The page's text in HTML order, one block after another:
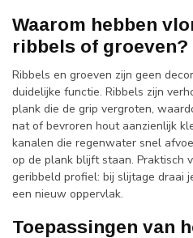
Waarom hebben
ribbels of groeven?
Ribbels en groeven zijn geen
duidelijke functie. Ribbels zijn
plank die de grip vergroten,
nat of bevroren hout aanzienlijk
kanalen die regenwater snel
op de plank blijft staan. Praktisch
geribbeld profiel: bij slijtage draai
een nieuw oppervlak.
Toepassingen van